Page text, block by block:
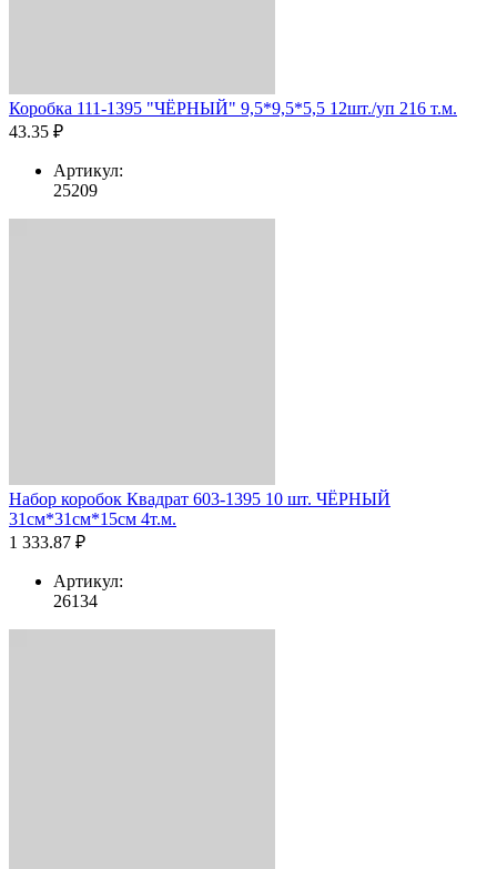
Коробка 111-1395 "ЧЁРНЫЙ" 9,5*9,5*5,5 12шт./уп 216 т.м.
43.35 ₽
Артикул:
25209
Набор коробок Квадрат 603-1395 10 шт. ЧЁРНЫЙ
31см*31см*15см 4т.м.
1 333.87 ₽
Артикул:
26134